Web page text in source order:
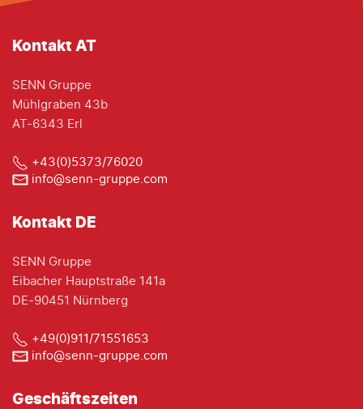
Kontakt AT
SENN Gruppe
Mühlgraben 43b
AT-6343 Erl
+43(0)5373/76020
info@senn-gruppe.com
Kontakt DE
SENN Gruppe
Eibacher Hauptstraße 141a
DE-90451 Nürnberg
+49(0)911/71551653
info@senn-gruppe.com
Geschäftszeiten